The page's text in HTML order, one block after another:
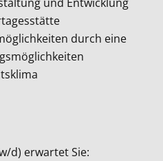
durch eine
d) erwartet Sie: